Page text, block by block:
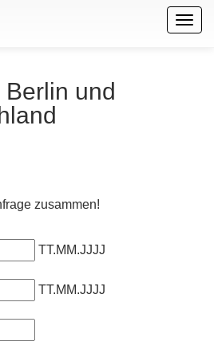
und
zusammen!
TT.MM.JJJJ
TT.MM.JJJJ